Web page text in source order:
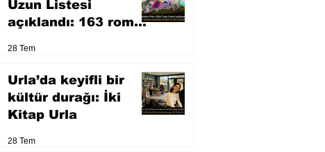
Uzun Listesi
açıklandı: 163 roman
28 Tem
Urla’da keyifli bir
kültür durağı: İki
Kitap Urla
28 Tem